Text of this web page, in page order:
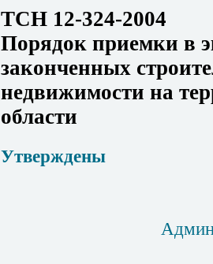
ТСН 12-324-2004
Порядок приемки в
законченных
недвижимости на
области
Утверждены